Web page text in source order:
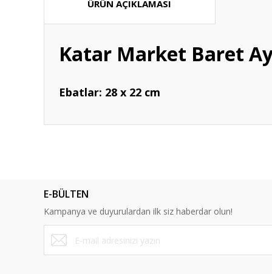
ÜRÜN AÇIKLAMASI
Katar Market Baret
Ebatlar: 28 x 22 cm
Ürün bilgilerinde hatalar bulunuyor.
Ürün fiyatı diğer sitelerden daha pahalı.
Bu ürüne benzer farklı alternatifler olmalı.
E-BÜLTEN
Kampanya ve duyurulardan ilk siz haberdar olun!